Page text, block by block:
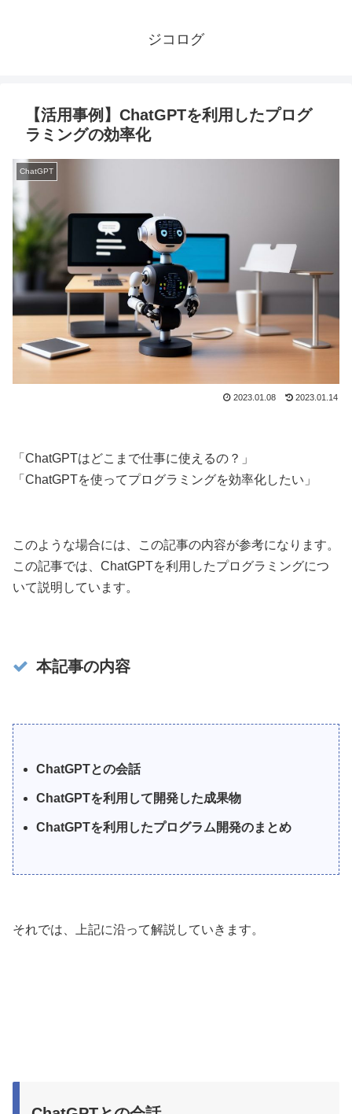
ジコログ
【活用事例】ChatGPTを利用したプログ
ラミングの効率化
ChatGPT
2023.01.14
2023.01.08
「ChatGPTはどこまで仕事に使えるの？」
「ChatGPTを使ってプログラミングを効率化したい」
このような場合には、この記事の内容が参考になります。
この記事では、ChatGPTを利用したプログラミングにつ
いて説明しています。
本記事の内容
ChatGPTとの会話
ChatGPTを利用して開発した成果物
ChatGPTを利用したプログラム開発のまとめ
それでは、上記に沿って解説していきます。